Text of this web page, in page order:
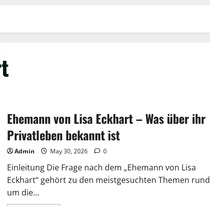
Ehemann von Lisa Eckhart – Was über ihr
Privatleben bekannt ist
Admin May 30, 2026 0
Einleitung Die Frage nach dem „Ehemann von Lisa
Eckhart“ gehört zu den meistgesuchten Themen rund
um die...